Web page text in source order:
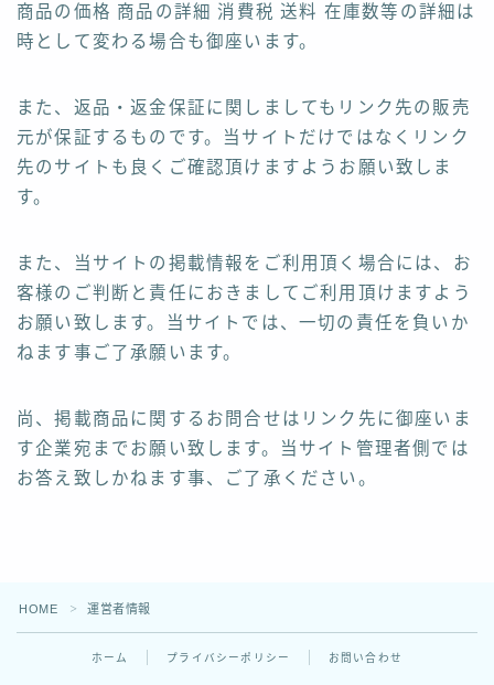
商品の価格 商品の詳細 消費税 送料 在庫数等の詳細は
時として変わる場合も御座います。
また、返品・返金保証に関しましてもリンク先の販売
元が保証するものです。当サイトだけではなくリンク
先のサイトも良くご確認頂けますようお願い致しま
す。
また、当サイトの掲載情報をご利用頂く場合には、お
客様のご判断と責任におきましてご利用頂けますよう
お願い致します。当サイトでは、一切の責任を負いか
ねます事ご了承願います。
尚、掲載商品に関するお問合せはリンク先に御座いま
す企業宛までお願い致します。当サイト管理者側では
お答え致しかねます事、ご了承ください。
HOME ＞ 運営者情報
ホーム プライバシーポリシー お問い合わせ